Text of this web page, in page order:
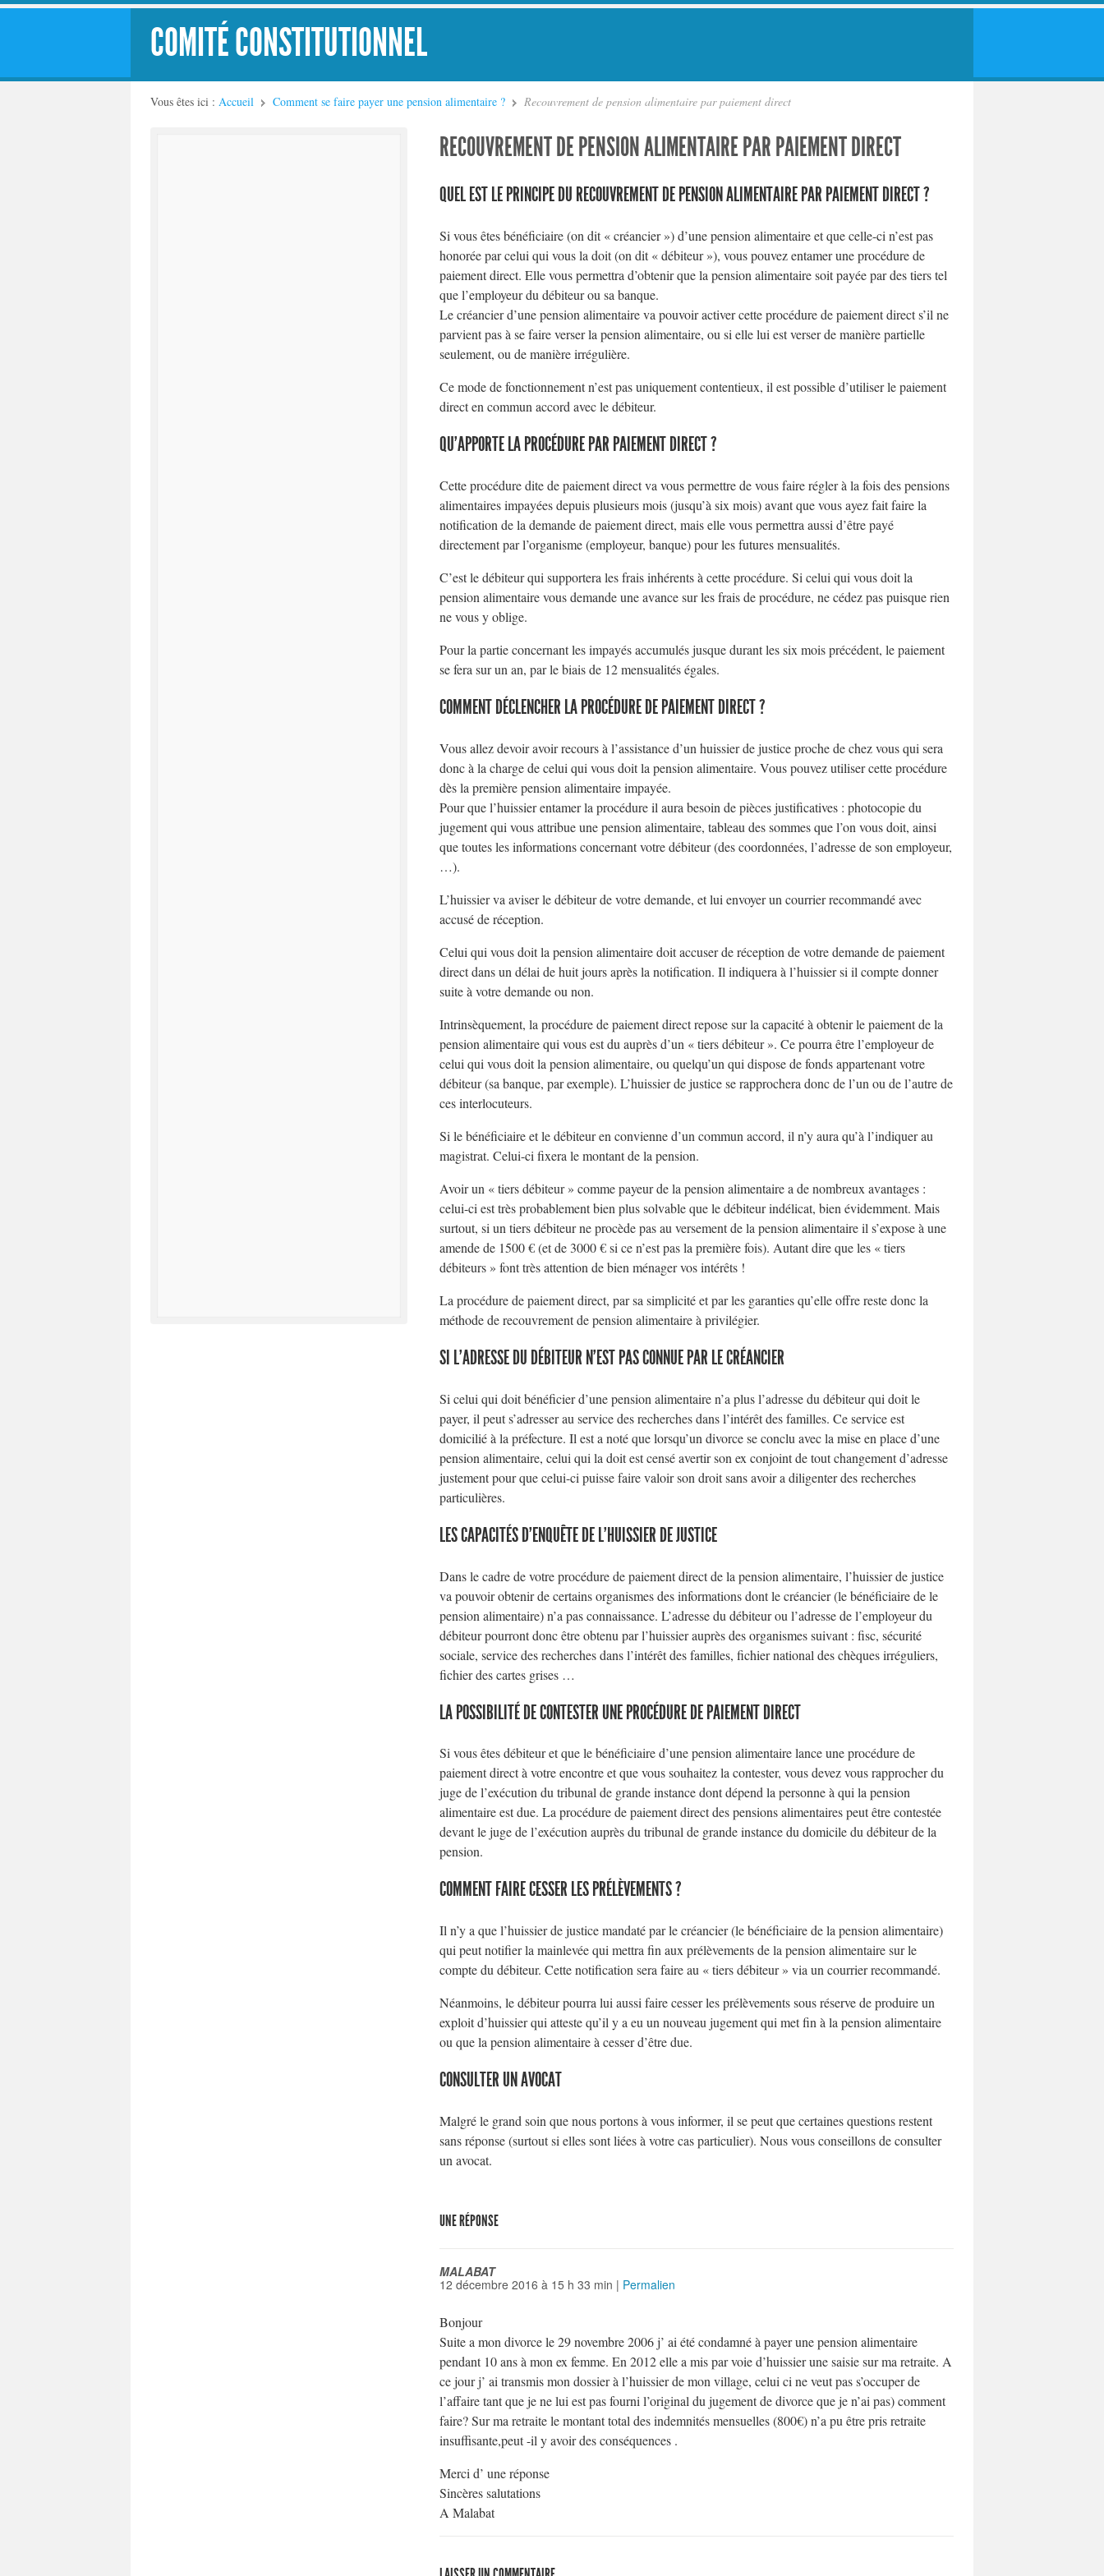
COMITÉ CONSTITUTIONNEL
Vous êtes ici : Accueil Comment se faire payer une pension alimentaire ? Recouvrement de pension alimentaire par paiement direct
RECOUVREMENT DE PENSION ALIMENTAIRE PAR PAIEMENT DIRECT
QUEL EST LE PRINCIPE DU RECOUVREMENT DE PENSION ALIMENTAIRE PAR PAIEMENT DIRECT ?
Si vous êtes bénéficiaire (on dit « créancier ») d’une pension alimentaire et que celle-ci n’est pas
honorée par celui qui vous la doit (on dit « débiteur »), vous pouvez entamer une procédure de
paiement direct. Elle vous permettra d’obtenir que la pension alimentaire soit payée par des tiers tel
que l’employeur du débiteur ou sa banque.
Le créancier d’une pension alimentaire va pouvoir activer cette procédure de paiement direct s’il ne
parvient pas à se faire verser la pension alimentaire, ou si elle lui est verser de manière partielle
seulement, ou de manière irrégulière.
Ce mode de fonctionnement n’est pas uniquement contentieux, il est possible d’utiliser le paiement
direct en commun accord avec le débiteur.
QU’APPORTE LA PROCÉDURE PAR PAIEMENT DIRECT ?
Cette procédure dite de paiement direct va vous permettre de vous faire régler à la fois des pensions
alimentaires impayées depuis plusieurs mois (jusqu’à six mois) avant que vous ayez fait faire la
notification de la demande de paiement direct, mais elle vous permettra aussi d’être payé
directement par l’organisme (employeur, banque) pour les futures mensualités.
C’est le débiteur qui supportera les frais inhérents à cette procédure. Si celui qui vous doit la
pension alimentaire vous demande une avance sur les frais de procédure, ne cédez pas puisque rien
ne vous y oblige.
Pour la partie concernant les impayés accumulés jusque durant les six mois précédent, le paiement
se fera sur un an, par le biais de 12 mensualités égales.
COMMENT DÉCLENCHER LA PROCÉDURE DE PAIEMENT DIRECT ?
Vous allez devoir avoir recours à l’assistance d’un huissier de justice proche de chez vous qui sera
donc à la charge de celui qui vous doit la pension alimentaire. Vous pouvez utiliser cette procédure
dès la première pension alimentaire impayée.
Pour que l’huissier entamer la procédure il aura besoin de pièces justificatives : photocopie du
jugement qui vous attribue une pension alimentaire, tableau des sommes que l’on vous doit, ainsi
que toutes les informations concernant votre débiteur (des coordonnées, l’adresse de son employeur,
…).
L’huissier va aviser le débiteur de votre demande, et lui envoyer un courrier recommandé avec
accusé de réception.
Celui qui vous doit la pension alimentaire doit accuser de réception de votre demande de paiement
direct dans un délai de huit jours après la notification. Il indiquera à l’huissier si il compte donner
suite à votre demande ou non.
Intrinsèquement, la procédure de paiement direct repose sur la capacité à obtenir le paiement de la
pension alimentaire qui vous est du auprès d’un « tiers débiteur ». Ce pourra être l’employeur de
celui qui vous doit la pension alimentaire, ou quelqu’un qui dispose de fonds appartenant votre
débiteur (sa banque, par exemple). L’huissier de justice se rapprochera donc de l’un ou de l’autre de
ces interlocuteurs.
Si le bénéficiaire et le débiteur en convienne d’un commun accord, il n’y aura qu’à l’indiquer au
magistrat. Celui-ci fixera le montant de la pension.
Avoir un « tiers débiteur » comme payeur de la pension alimentaire a de nombreux avantages :
celui-ci est très probablement bien plus solvable que le débiteur indélicat, bien évidemment. Mais
surtout, si un tiers débiteur ne procède pas au versement de la pension alimentaire il s’expose à une
amende de 1500 € (et de 3000 € si ce n’est pas la première fois). Autant dire que les « tiers
débiteurs » font très attention de bien ménager vos intérêts !
La procédure de paiement direct, par sa simplicité et par les garanties qu’elle offre reste donc la
méthode de recouvrement de pension alimentaire à privilégier.
SI L’ADRESSE DU DÉBITEUR N’EST PAS CONNUE PAR LE CRÉANCIER
Si celui qui doit bénéficier d’une pension alimentaire n’a plus l’adresse du débiteur qui doit le
payer, il peut s’adresser au service des recherches dans l’intérêt des familles. Ce service est
domicilié à la préfecture. Il est a noté que lorsqu’un divorce se conclu avec la mise en place d’une
pension alimentaire, celui qui la doit est censé avertir son ex conjoint de tout changement d’adresse
justement pour que celui-ci puisse faire valoir son droit sans avoir a diligenter des recherches
particulières.
LES CAPACITÉS D’ENQUÊTE DE L’HUISSIER DE JUSTICE
Dans le cadre de votre procédure de paiement direct de la pension alimentaire, l’huissier de justice
va pouvoir obtenir de certains organismes des informations dont le créancier (le bénéficiaire de le
pension alimentaire) n’a pas connaissance. L’adresse du débiteur ou l’adresse de l’employeur du
débiteur pourront donc être obtenu par l’huissier auprès des organismes suivant : fisc, sécurité
sociale, service des recherches dans l’intérêt des familles, fichier national des chèques irréguliers,
fichier des cartes grises …
LA POSSIBILITÉ DE CONTESTER UNE PROCÉDURE DE PAIEMENT DIRECT
Si vous êtes débiteur et que le bénéficiaire d’une pension alimentaire lance une procédure de
paiement direct à votre encontre et que vous souhaitez la contester, vous devez vous rapprocher du
juge de l’exécution du tribunal de grande instance dont dépend la personne à qui la pension
alimentaire est due. La procédure de paiement direct des pensions alimentaires peut être contestée
devant le juge de l’exécution auprès du tribunal de grande instance du domicile du débiteur de la
pension.
COMMENT FAIRE CESSER LES PRÉLÈVEMENTS ?
Il n’y a que l’huissier de justice mandaté par le créancier (le bénéficiaire de la pension alimentaire)
qui peut notifier la mainlevée qui mettra fin aux prélèvements de la pension alimentaire sur le
compte du débiteur. Cette notification sera faire au « tiers débiteur » via un courrier recommandé.
Néanmoins, le débiteur pourra lui aussi faire cesser les prélèvements sous réserve de produire un
exploit d’huissier qui atteste qu’il y a eu un nouveau jugement qui met fin à la pension alimentaire
ou que la pension alimentaire à cesser d’être due.
CONSULTER UN AVOCAT
Malgré le grand soin que nous portons à vous informer, il se peut que certaines questions restent
sans réponse (surtout si elles sont liées à votre cas particulier). Nous vous conseillons de consulter
un avocat.
UNE RÉPONSE
MALABAT
12 décembre 2016 à 15 h 33 min | Permalien
Bonjour
Suite a mon divorce le 29 novembre 2006 j’ ai été condamné à payer une pension alimentaire
pendant 10 ans à mon ex femme. En 2012 elle a mis par voie d’huissier une saisie sur ma retraite. A
ce jour j’ ai transmis mon dossier à l’huissier de mon village, celui ci ne veut pas s’occuper de
l’affaire tant que je ne lui est pas fourni l’original du jugement de divorce que je n’ai pas) comment
faire? Sur ma retraite le montant total des indemnités mensuelles (800€) n’a pu être pris retraite
insuffisante,peut -il y avoir des conséquences .
Merci d’ une réponse
Sincères salutations
A Malabat